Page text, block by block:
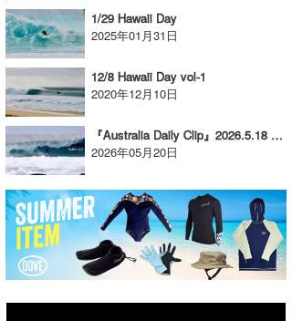
1/29 Hawaii Day
2025年01月31日
12/8 Hawaii Day vol-1
2020年12月10日
『Australia Daily Clip』2026.5.18 @ The Slab Left
2026年05月20日
VAGY
waka☆=
YUKI☆
たっちー
ハンマー
まっきー
三輪予報士